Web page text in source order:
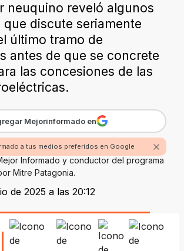
neuquino reveló algunos
discute seriamente
último tramo de
antes de que se concrete
las concesiones de las
Mejorinformado en
a tus medios preferidos en Google
Informado y conductor del programa
Mitre Patagonia.
de 2025 a las 20:12